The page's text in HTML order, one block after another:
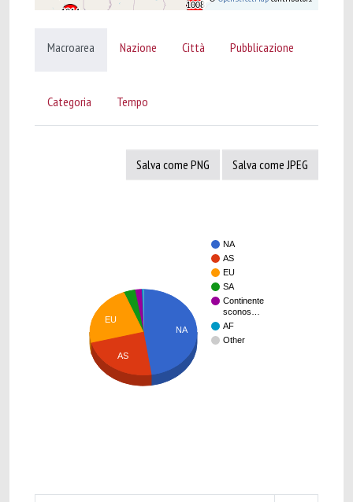
Macroarea Nazione Città Pubblicazione
Categoria Tempo
Salva come PNG Salva come JPEG
NA
AS
EU
SA
Continente
sconos…
AF
Other
NA
EU
AS